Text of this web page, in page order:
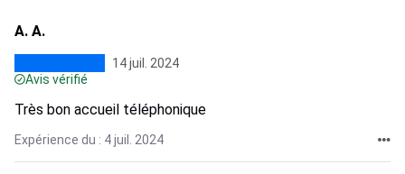
A. A.
14 juil. 2024
Avis vérifié
Très bon accueil téléphonique
Expérience du : 4 juil. 2024